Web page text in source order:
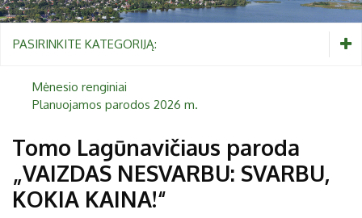
Mėnesio renginiai
Vaikams nuo 5 iki 10 metų
Paaugliams nuo 11 iki 18 metų
Suaugusiems
Proistorė
Etnografija
PASIRINKITE KATEGORIJĄ:
Mėnesio renginiai
Planuojamos parodos 2026 m.
Tomo Lagūnavičiaus paroda
„VAIZDAS NESVARBU: SVARBU,
KOKIA KAINA!“